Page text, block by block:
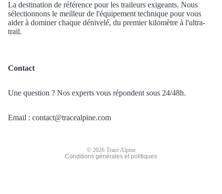
La destination de référence pour les traileurs exigeants. Nous
sélectionnons le meilleur de l'équipement technique pour vous
aider à dominer chaque dénivelé, du premier kilomètre à l'ultra-
trail.
Contact
Une question ? Nos experts vous répondent sous 24/48h.
Email : contact@tracealpine.com
© 2026 Trace Alpine
Conditions générales et politiques
Politique de remboursement
Politique d’expédition